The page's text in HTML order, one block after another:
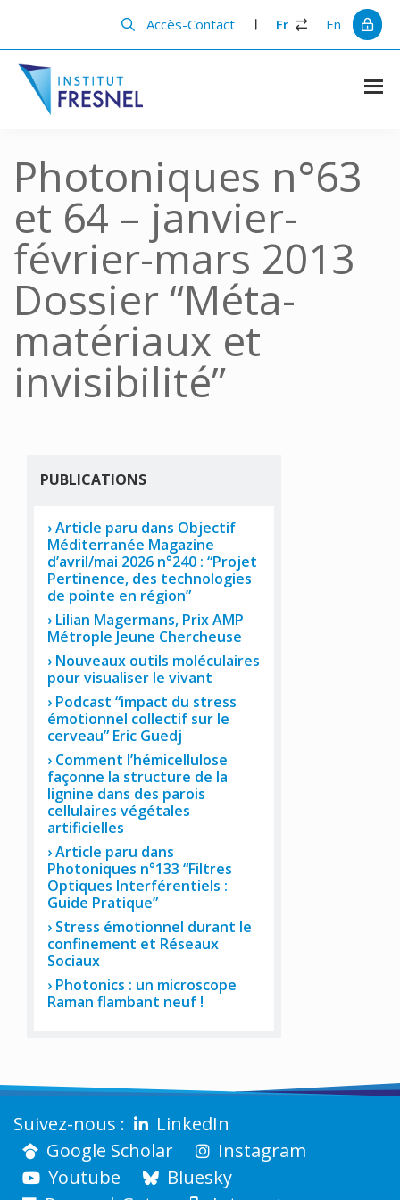
principal
barre
principale
Accès-Contact Fr En
Institut
en
photonique
Photoniques n°63
et 64 – janvier-
février-mars 2013
Dossier “Méta-
matériaux et
invisibilité”
PUBLICATIONS
Article paru dans Objectif
Méditerranée Magazine
d’avril/mai 2026 n°240 : “Projet
Pertinence, des technologies
de pointe en région”
Lilian Magermans, Prix AMP
Métrople Jeune Chercheuse
Nouveaux outils moléculaires
pour visualiser le vivant
Podcast “impact du stress
émotionnel collectif sur le
cerveau” Eric Guedj
Comment l’hémicellulose
façonne la structure de la
lignine dans des parois
cellulaires végétales
artificielles
Article paru dans
Photoniques n°133 “Filtres
Optiques Interférentiels :
Guide Pratique”
Stress émotionnel durant le
confinement et Réseaux
Sociaux
Photonics : un microscope
Raman flambant neuf !
LinkedIn
Google Scholar
Instagram
Youtube
Bluesky